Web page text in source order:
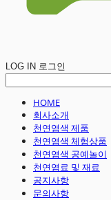
LOG IN 로그인
HOME
회사소개
천연염색 제품
천연염색 체험상품
천연염색 공예놀이
천연염료 및 재료
공지사항
문의사항